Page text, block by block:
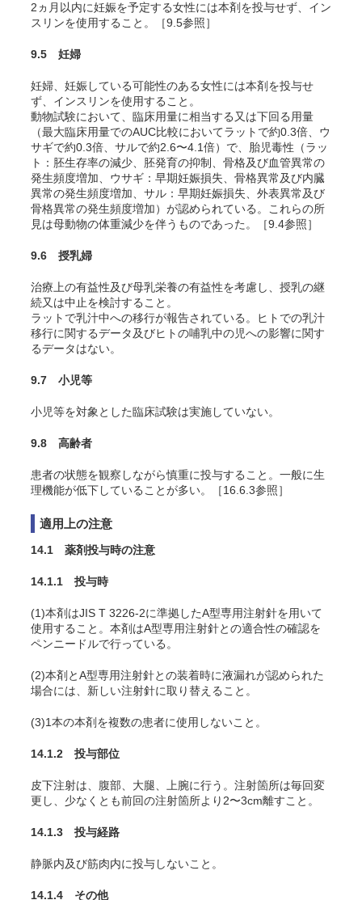
2ヵ月以内に妊娠を予定する女性には本剤を投与せず、イン
スリンを使用すること。［9.5参照］
9.5 妊婦
妊婦、妊娠している可能性のある女性には本剤を投与せ
ず、インスリンを使用すること。
動物試験において、臨床用量に相当する又は下回る用量
（最大臨床用量でのAUC比較においてラットで約0.3倍、ウ
サギで約0.3倍、サルで約2.6〜4.1倍）で、胎児毒性（ラッ
ト：胚生存率の減少、胚発育の抑制、骨格及び血管異常の
発生頻度増加 、ウサギ：早期妊娠損失、骨格異常及び内臓
異常の発生頻度増加 、サル：早期妊娠損失、外表異常及び
骨格異常の発生頻度増加）が認められている。これらの所
見は母動物の体重減少を伴うものであった。［9.4参照］
9.6 授乳婦
治療上の有益性及び母乳栄養の有益性を考慮し、授乳の継
続又は中止を検討すること。
ラットで乳汁中への移行が報告されている。ヒトでの乳汁
移行に関するデータ及びヒトの哺乳中の児への影響に関す
るデータはない。
9.7 小児等
小児等を対象とした臨床試験は実施していない。
9.8 高齢者
患者の状態を観察しながら慎重に投与すること。一般に生
理機能が低下していることが多い。［16.6.3参照］
適用上の注意
14.1 薬剤投与時の注意
14.1.1 投与時
(1)本剤はJIS T 3226-2に準拠したA型専用注射針を用いて
使用すること。本剤はA型専用注射針との適合性の確認を
ペンニードルで行っている。
(2)本剤とA型専用注射針との装着時に液漏れが認められた
場合には、新しい注射針に取り替えること。
(3)1本の本剤を複数の患者に使用しないこと。
14.1.2 投与部位
皮下注射は、腹部、大腿、上腕に行う。注射箇所は毎回変
更し、少なくとも前回の注射箇所より2〜3cm離すこと。
14.1.3 投与経路
静脈内及び筋肉内に投与しないこと。
14.1.4 その他